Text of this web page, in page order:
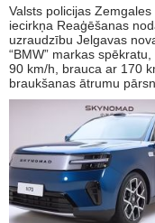
Valsts policijas
iecirkņa Reaģēšanas
uzraudzību Jelgavas
“BMW” markas
90 km/h, brauca ar 170
braukšanas ātrumu